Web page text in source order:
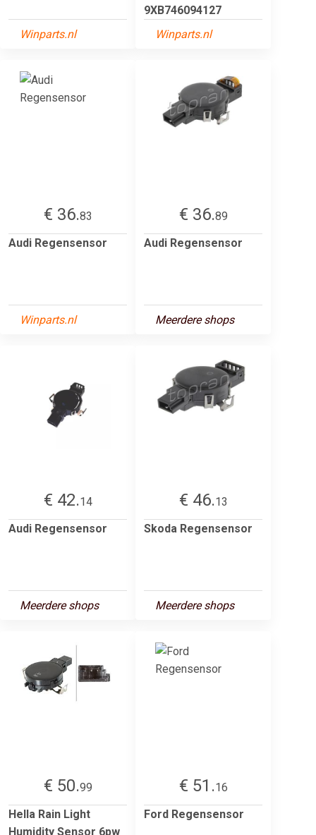
Winparts.nl
9XB746094127
Winparts.nl
€ 36.83
Audi Regensensor
Winparts.nl
€ 36.89
Audi Regensensor
Meerdere shops
€ 42.14
Audi Regensensor
Meerdere shops
€ 46.13
Skoda Regensensor
Meerdere shops
€ 50.99
Hella Rain Light
Humidity Sensor 6pw
€ 51.16
Ford Regensensor